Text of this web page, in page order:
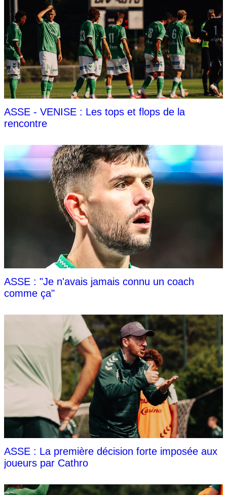
ASSE - VENISE : Les tops et flops de la
rencontre
ASSE : "Je n'avais jamais connu un coach
comme ça"
ASSE : La première décision forte imposée aux
joueurs par Cathro